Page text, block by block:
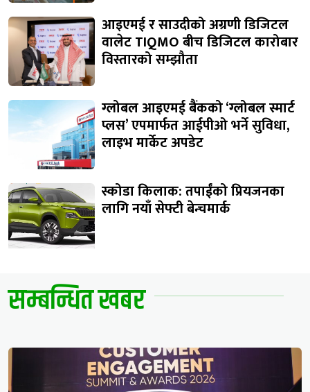
आइएमई र साउदीको अग्रणी डिजिटल
वालेट TIQMO बीच डिजिटल कारोबार
विस्तारको सम्झौता
ग्लोबल आइएमई बैंकको ‘ग्लोबल स्मार्ट
प्लस’ एपमार्फत आईपीओ भर्ने सुविधा,
लाइभ मार्केट अपडेट
स्कोडा किलाक: तपाईंको प्रियजनका
लागि नयाँ सेफ्टी बेन्चमार्क
सम्बन्धित खबर